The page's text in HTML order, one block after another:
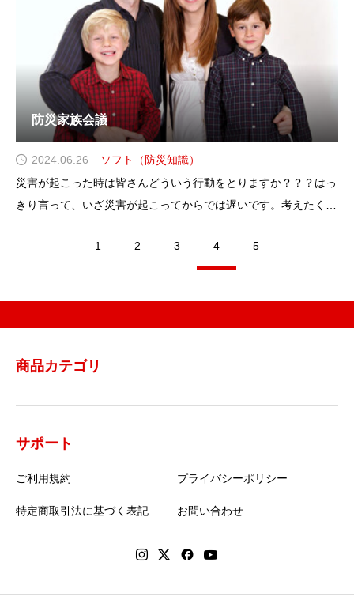
防災家族会議
2024.06.26
ソフト（防災知識）
災害が起こった時は皆さんどういう行動をとりますか？？？はっ
きり言って、いざ災害が起こってからでは遅いです。考えたくは
どうすればよいのか？？防災家族会議です。今回は今すぐにでも
できる防災のお話です。お金もかかり
1 2 3 4 5
商品カテゴリ
サポート
ご利用規約 プライバシーポリシー
特定商取引法に基づく表記 お問い合わせ